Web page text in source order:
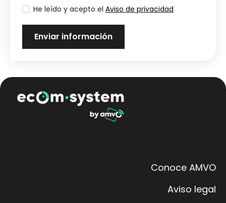
He leído y acepto el Aviso de privacidad
Conoce AMVO
Aviso legal